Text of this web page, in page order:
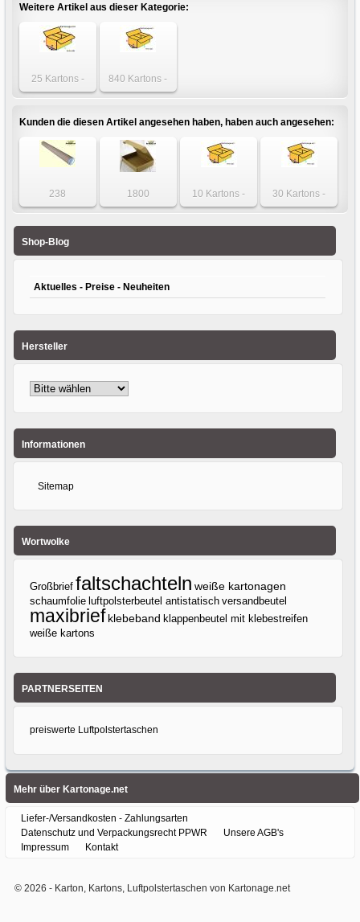
Weitere Artikel aus dieser Kategorie:
25 Kartons -
Karton 720 x 105
840 Kartons -
Karton 720 x 105
Kunden die diesen Artikel angesehen haben, haben auch angesehen:
238
Versandhülsen
Versandrohre
1800
Faltschachteln -
10 Kartons -
Karton 630 x 460
30 Kartons -
Karton 200 x 200
Shop-Blog
Aktuelles - Preise - Neuheiten
Hersteller
Informationen
Sitemap
Wortwolke
Großbrief faltschachteln weiße kartonagen
schaumfolie luftpolsterbeutel antistatisch versandbeutel
maxibrief klebeband klappenbeutel mit klebestreifen
weiße kartons
PARTNERSEITEN
preiswerte Luftpolstertaschen
Mehr über Kartonage.net
Liefer-/Versandkosten - Zahlungsarten
Datenschutz und Verpackungsrecht PPWR
Unsere AGB's
Impressum
Kontakt
© 2026 - Karton, Kartons, Luftpolstertaschen von Kartonage.net